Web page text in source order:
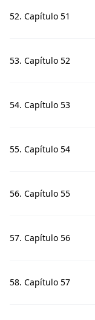
52. Capítulo 51
53. Capítulo 52
54. Capítulo 53
55. Capítulo 54
56. Capítulo 55
57. Capítulo 56
58. Capítulo 57